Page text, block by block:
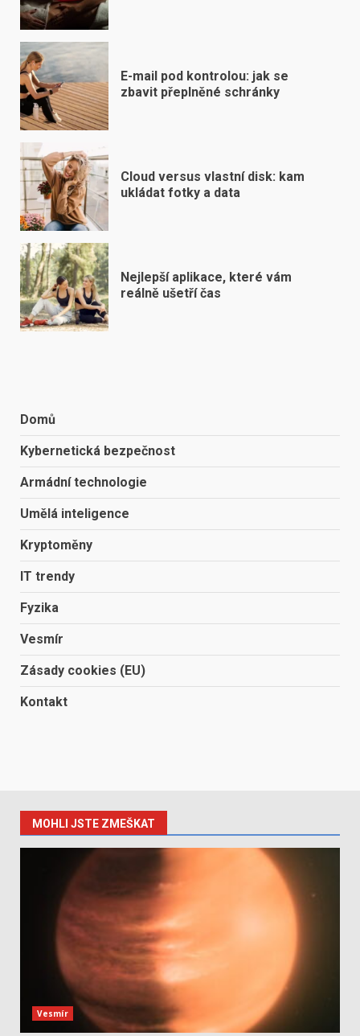
E-mail pod kontrolou: jak se
zbavit přeplněné schránky
Cloud versus vlastní disk: kam
ukládat fotky a data
Nejlepší aplikace, které vám
reálně ušetří čas
Domů
Kybernetická bezpečnost
Armádní technologie
Umělá inteligence
Kryptoměny
IT trendy
Fyzika
Vesmír
Zásady cookies (EU)
Kontakt
MOHLI JSTE ZMEŠKAT
Vesmír